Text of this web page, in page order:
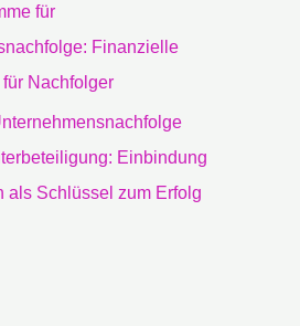
für
Finanzielle
Nachfolger
Einbindung
als Schlüssel zum Erfolg